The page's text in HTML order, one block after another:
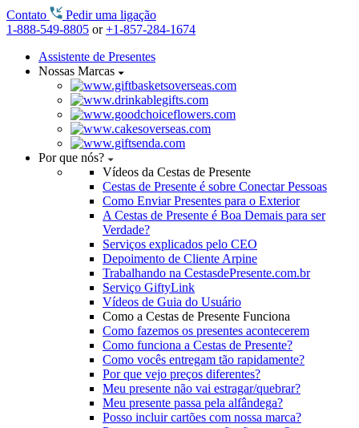
Contato
Pedir uma ligação
1-888-549-8805 or+1-857-284-1674
Assistente de Presentes
Nossas Marcas
Por que nós?
Vídeos da Cestas de Presente
Cestas de Presente é sobre Conectar Pessoas
Como Enviar Presentes para o Exterior
A Cestas de Presente é Boa Demais para ser
Verdade?
Serviços explicados pelo CEO
Depoimento de Cliente Arpine
Trabalhando na CestasdePresente.com.br
Serviço GiftyLink
Vídeos de Guia do Usuário
Como a Cestas de Presente Funciona
Como fazemos os presentes acontecerem
Como funciona a Cestas de Presente?
Como vocês entregam tão rapidamente?
Por que vejo preços diferentes?
Meu presente não vai estragar/quebrar?
Meu presente passa pela alfândega?
Posso incluir cartões com nossa marca?